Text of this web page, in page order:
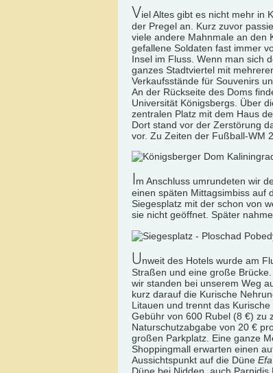
Viel Altes gibt es nicht mehr in
der Pregel an. Kurz zuvor
viele andere Mahnmale an den
gefallene Soldaten fast immer
Insel im Fluss. Wenn man sich
ganzes Stadtviertel mit
Verkaufsstände für Souvenirs
An der Rückseite des Doms
Universität Königsbergs. Über
zentralen Platz mit dem Haus
Dort stand vor der Zerstörung
vor. Zu Zeiten der Fußball-WM
Im Anschluss umrundeten wir
einen späten Mittagsimbiss auf
Siegesplatz mit der schon von
sie nicht geöffnet. Später
Unweit des Hotels wurde am
Straßen und eine große
wir standen bei unserem Weg
kurz darauf die Kurische
Litauen und trennt das
Gebühr von 600 Rubel (8 €) zu
Naturschutzabgabe von 20 €
großen Parkplatz. Eine ganze
Shoppingmall erwarten einen
Aussichtspunkt auf die Düne Efa